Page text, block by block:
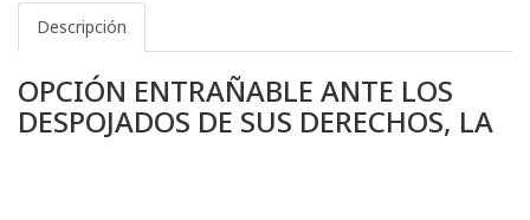
Descripción
OPCIÓN ENTRAÑABLE ANTE LOS
DESPOJADOS DE SUS DERECHOS, LA